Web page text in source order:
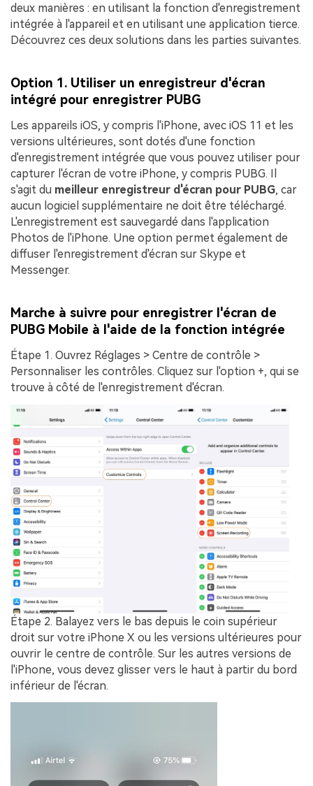
deux manières : en utilisant la fonction d'enregistrement
intégrée à l'appareil et en utilisant une application tierce.
Découvrez ces deux solutions dans les parties suivantes.
Option 1. Utiliser un enregistreur d'écran
intégré pour enregistrer PUBG
Les appareils iOS, y compris l'iPhone, avec iOS 11 et les
versions ultérieures, sont dotés d'une fonction
d'enregistrement intégrée que vous pouvez utiliser pour
capturer l'écran de votre iPhone, y compris PUBG. Il
s'agit du meilleur enregistreur d'écran pour PUBG, car
aucun logiciel supplémentaire ne doit être téléchargé.
L'enregistrement est sauvegardé dans l'application
Photos de l'iPhone. Une option permet également de
diffuser l'enregistrement d'écran sur Skype et
Messenger.
Marche à suivre pour enregistrer l'écran de
PUBG Mobile à l'aide de la fonction intégrée
Étape 1. Ouvrez Réglages > Centre de contrôle >
Personnaliser les contrôles. Cliquez sur l'option +, qui se
trouve à côté de l'enregistrement d'écran.
Étape 2. Balayez vers le bas depuis le coin supérieur
droit sur votre iPhone X ou les versions ultérieures pour
ouvrir le centre de contrôle. Sur les autres versions de
l'iPhone, vous devez glisser vers le haut à partir du bord
inférieur de l'écran.